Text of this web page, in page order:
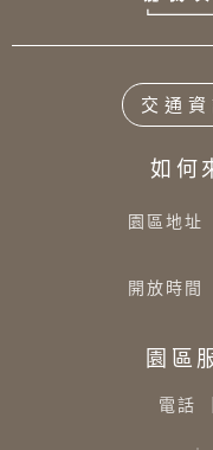
交通資
如何
園區地址
開放時間
園區
電話